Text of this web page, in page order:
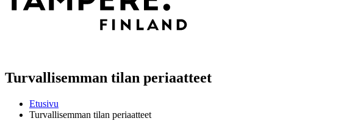
Turvallisemman tilan periaatteet
Etusivu
Turvallisemman tilan periaatteet